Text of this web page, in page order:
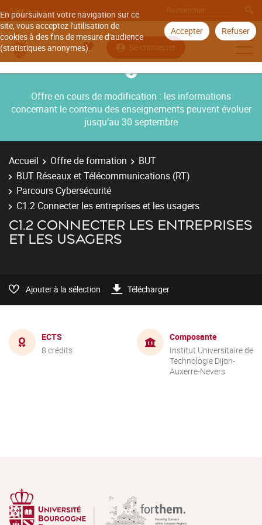
En poursuivant votre navigation sur ce
site, vous acceptez l'utilisation de
cookies à des fins de mesure d'audience
(statistiques anonymes).
Accepter Refuser
Aller à
Se connecter
Offre en cours de modification : les informations
concernant le contenu des enseignements peuvent évoluer
jusqu’au 30 septembre
Accueil Offre de formation
BUT
BUT Réseaux et Télécommunications (RT)
Parcours Cybersécurité
C1.2 Connecter les entreprises et les usagers
C1.2 CONNECTER LES ENTREPRISES
ET LES USAGERS
Ajouter à la sélection Télécharger
ECTS
8 crédits
Composante
Institut Universitaire de
Technologie Dijon-
Auxerre-Nevers